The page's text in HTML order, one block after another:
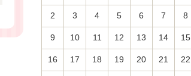
2 3 4 5 6 7 8
9 10 11 12 13 14 15
16 17 18 19 20 21 22